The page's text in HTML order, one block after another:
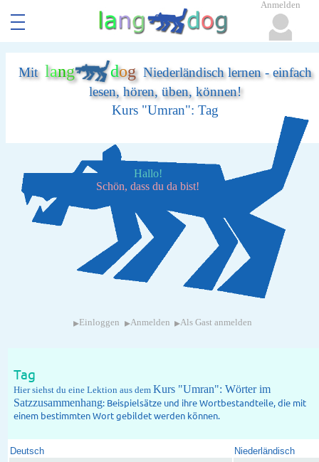
Mit lang dogNiederländisch lernen - einfach
lesen, hören, üben, können!
Kurs "Umran": Tag
Hallo!
Schön, dass du da bist!
▸ Einloggen ▸Anmelden ▸Als Gast anmelden
Tag
Hier siehst du eine Lektion aus dem Kurs "Umran": Wörter im
Satzzusammenhang: Beispielsätze und ihre Wortbestandteile, die mit
einem bestimmten Wort gebildet werden können.
Deutsch Niederländisch
Anmelden